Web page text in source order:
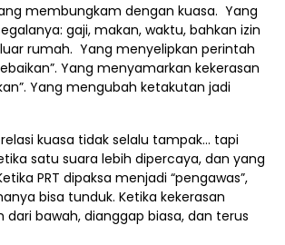
membungkam dengan kuasa. Yang
gaji, makan, waktu, bahkan izin
rumah. Yang menyelipkan perintah
Yang menyamarkan kekerasan
Yang mengubah ketakutan jadi
kuasa tidak selalu tampak… tapi
satu suara lebih dipercaya, dan yang
PRT dipaksa menjadi “pengawas”,
bisa tunduk. Ketika kekerasan
bawah, dianggap biasa, dan terus